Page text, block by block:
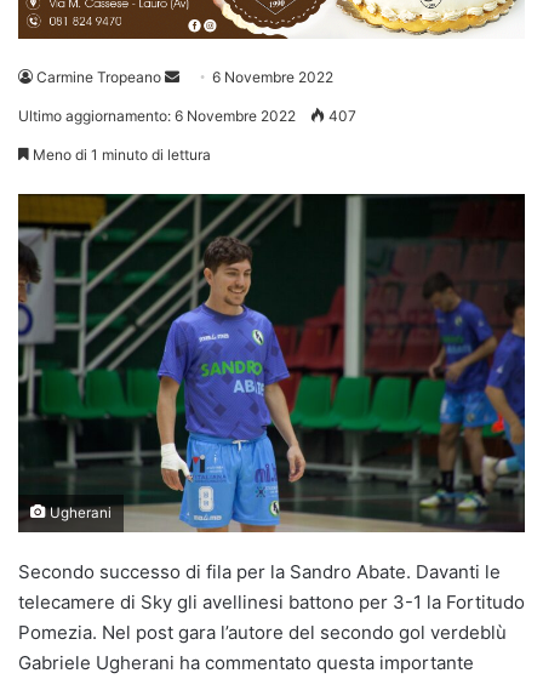
Carmine Tropeano
Invia 6 Novembre 2022
Ultimo aggiornamento: 6 Novembre 2022 407
Meno di 1 minuto di lettura
Ugherani
Secondo successo di fila per la Sandro Abate. Davanti le
telecamere di Sky gli avellinesi battono per 3-1 la Fortitudo
Pomezia. Nel post gara l’autore del secondo gol verdeblù
Gabriele Ugherani ha commentato questa importante